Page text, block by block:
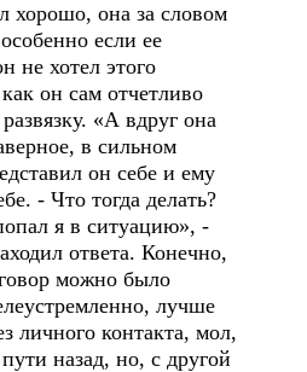
хорошо, она за словом
если ее
не хотел этого
он сам отчетливо
«А вдруг она
в сильном
он себе и ему
- Что тогда делать?
я в ситуацию», -
ответа. Конечно,
можно было
лучше
личного контакта, мол,
назад, но, с другой